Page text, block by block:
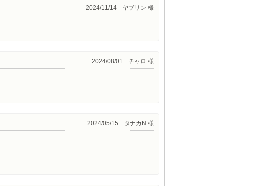
2024/11/14 ヤブリン 様
2024/08/01 チャロ 様
2024/05/15 タナカN 様